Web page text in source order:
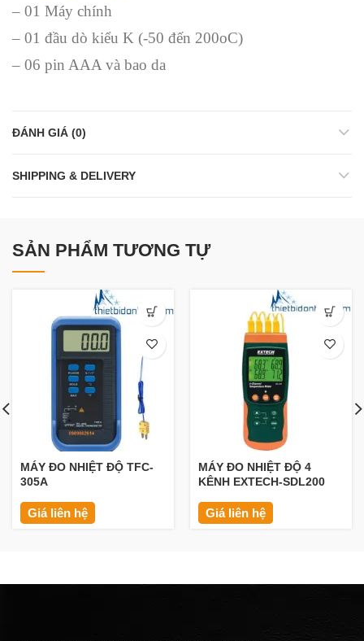
– 01 Máy chính
– 01 đầu dò kiểu K (-50 đến 200oC)
– 06 pin AAA và bao da
ĐÁNH GIÁ (0)
SHIPPING & DELIVERY
SẢN PHẨM TƯƠNG TỰ
MÁY ĐO NHIỆT ĐỘ TFC-
305A
Giá liên hệ
MÁY ĐO NHIỆT ĐỘ 4
KÊNH EXTECH-SDL200
Giá liên hệ